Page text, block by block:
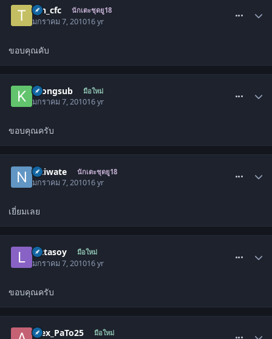
tan_cfc นักเตะชุดยู18
มกราคม 7, 201016 yr
ขอบคุณคับ
krongsub มือใหม่
มกราคม 7, 201016 yr
ขอบคุณครับ
nitiwate นักเตะชุดยู18
มกราคม 7, 201016 yr
เยี่ยมเลย
lactasoy มือใหม่
มกราคม 7, 201016 yr
ขอบคุณครับ
Alex_PaTo25 มือใหม่